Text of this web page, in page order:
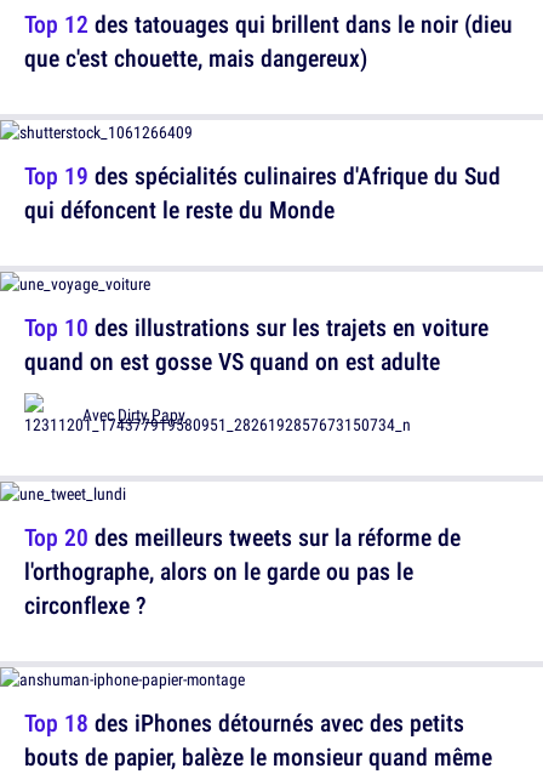
Top 12 des tatouages qui brillent dans le noir (dieu
que c'est chouette, mais dangereux)
Top 10 des illustrations sur les trajets en voiture
quand on est gosse VS quand on est adulte
AvecDirty Papy
Top 18 des iPhones détournés avec des petits
bouts de papier, balèze le monsieur quand même
Top 19 des spécialités culinaires d'Afrique du Sud
qui défoncent le reste du Monde
Top 20 des meilleurs tweets sur la réforme de
l'orthographe, alors on le garde ou pas le
circonflexe ?